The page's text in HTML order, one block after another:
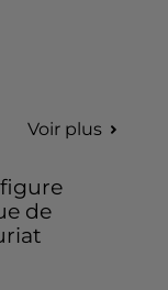
Voir plus
figure
de